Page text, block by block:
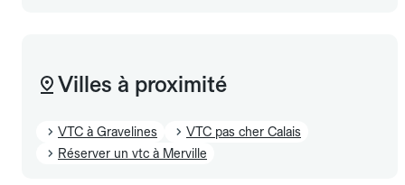
Villes à proximité
VTC à Gravelines
VTC pas cher Calais
Réserver un vtc à Merville